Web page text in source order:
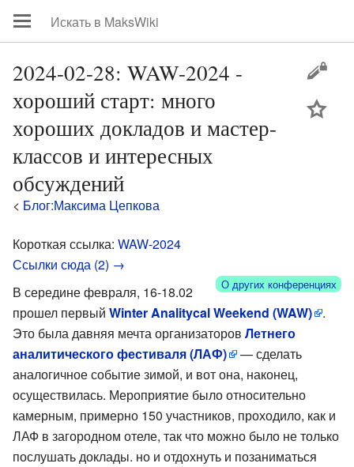
2024-02-28: WAW-2024 -
хороший старт: много
хороших докладов и мастер-
классов и интересных
обсуждений
< Блог:Максима Цепкова
Короткая ссылка: WAW-2024
Ссылки сюда (2) →
О других конференциях
В середине февраля, 16-18.02
прошел первый Winter Analitycal Weekend (WAW)
.
Это была давняя мечта организаторов Летнего
аналитического фестиваля (ЛАФ)
— сделать
аналогичное событие зимой, и вот она, наконец,
осуществилась. Мероприятие было относительно
камерным, примерно 150 участников, проходило, как и
ЛАФ в загородном отеле, так что можно было не только
послушать доклады. но и отдохнуть и позаниматься